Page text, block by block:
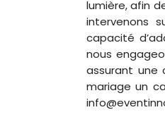
lumière, afin
intervenons
capacité
nous
assurant
mariage un